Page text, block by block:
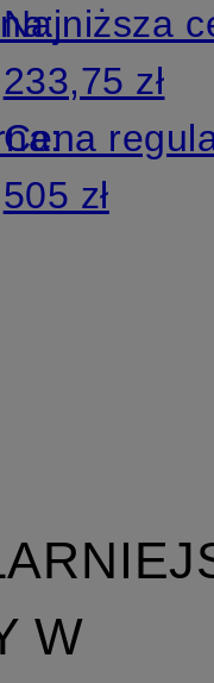
Najniższa
233,75 zł
Cena
505 zł
W